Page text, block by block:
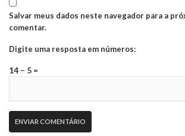
Salvar meus dados neste navegador para a
comentar.
Digite uma resposta em números:
14 − 5 =